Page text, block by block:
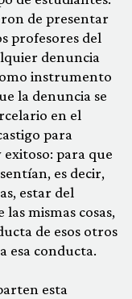
de presentar
profesores del
denuncia
instrumento
la denuncia se
en el
para
para que
es decir,
estar del
mismas cosas,
de esos otros
esa conducta.
esta